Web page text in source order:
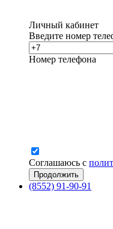
Личный кабинет
Введите номер
Номер телефона
Соглашаюсь с
(8552) 91-90-91